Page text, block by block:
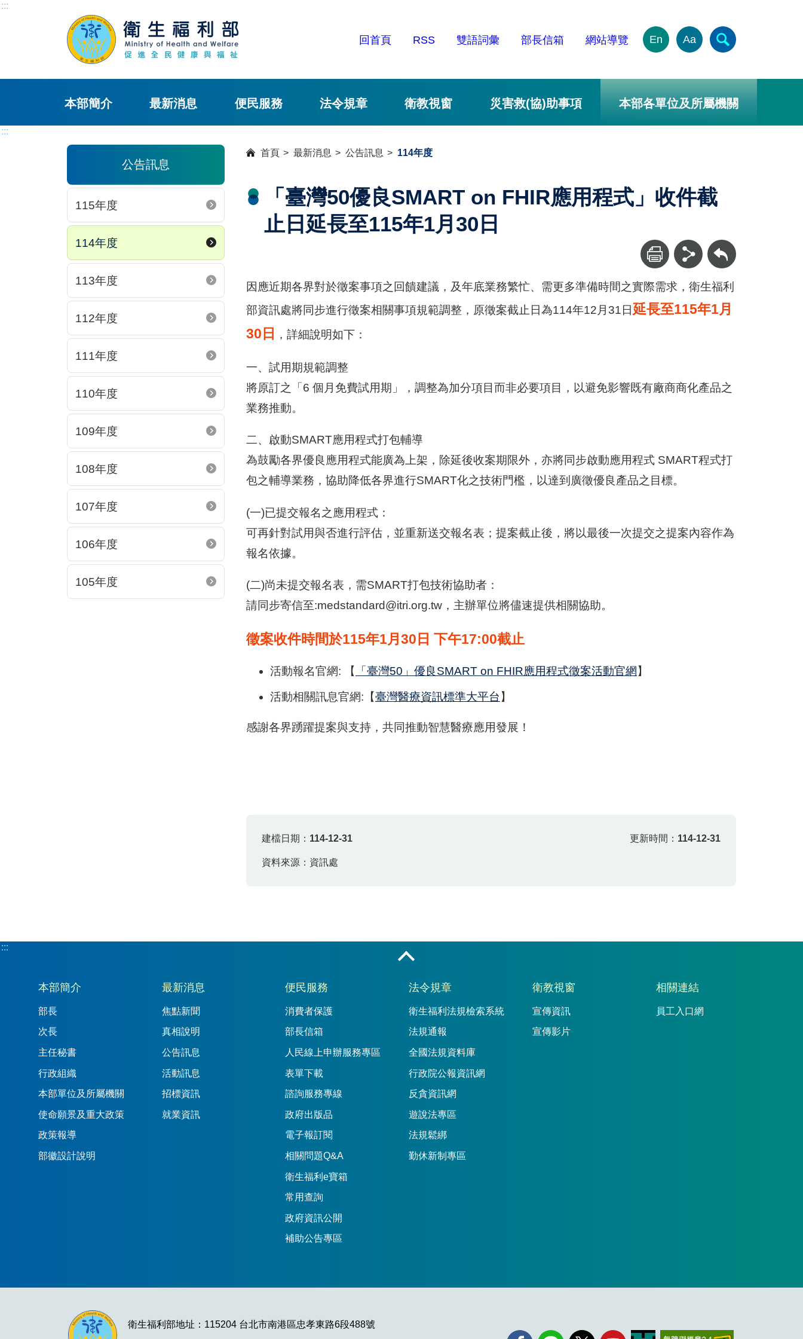
:::
回首頁 RSS 雙語詞彙 部長信箱 網站導覽 En Aa
本部簡介 最新消息 便民服務 法令規章 衛教視窗 災害救(協)助事項 本部各單位及所屬機關
:::
公告訊息
115年度
114年度
113年度
112年度
111年度
110年度
109年度
108年度
107年度
106年度
105年度
首頁 最新消息 公告訊息 114年度
「臺灣50優良SMART on FHIR應用程式」收件截
止日延長至115年1月30日
回上一頁
因應近期各界對於徵案事項之回饋建議，及年底業務繁忙、需更多準備時間之實際需求，衛生福利
部資訊處將同步進行徵案相關事項規範調整，原徵案截止日為114年12月31日 延長至115年1月
30日
，詳細說明如下：
一、試用期規範調整
將原訂之「6 個月免費試用期」，調整為加分項目而非必要項目，以避免影響既有廠商商化產品之
業務推動。
二、啟動SMART應用程式打包輔導
為鼓勵各界優良應用程式能廣為上架，除延後收案期限外，亦將同步啟動應用程式 SMART程式打
包之輔導業務，協助降低各界進行SMART化之技術門檻，以達到廣徵優良產品之目標。
(一)已提交報名之應用程式：
可再針對試用與否進行評估，並重新送交報名表；提案截止後，將以最後一次提交之提案內容作為
報名依據。
(二)尚未提交報名表，需SMART打包技術協助者：
請同步寄信至:medstandard@itri.org.tw，主辦單位將儘速提供相關協助。
徵案收件時間於115年1月30日 下午17:00截止
活動報名官網: 【 「臺灣50」優良SMART on FHIR應用程式徵案活動官網 】
活動相關訊息官網:【臺灣醫療資訊標準大平台 】
感謝各界踴躍提案與支持，共同推動智慧醫療應用發展！
建檔日期： 114-12-31 更新時間： 114-12-31
資料來源：資訊處
:::
:::
本部簡介
部長
次長
主任秘書
行政組織
本部單位及所屬機關
使命願景及重大政策
政策報導
部徽設計說明
最新消息
焦點新聞
真相說明
公告訊息
活動訊息
招標資訊
就業資訊
便民服務
消費者保護
部長信箱
人民線上申辦服務專區
表單下載
諮詢服務專線
政府出版品
電子報訂閱
相關問題Q&A
衛生福利e寶箱
常用查詢
政府資訊公開
補助公告專區
法令規章
衛生福利法規檢索系統
法規通報
全國法規資料庫
行政院公報資訊網
反貪資訊網
遊說法專區
法規鬆綁
勤休新制專區
衛教視窗
宣傳資訊
宣傳影片
相關連結
員工入口網
衛生福利部地址：115204 台北市南港區忠孝東路6段488號